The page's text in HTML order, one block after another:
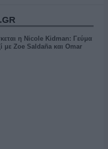
η Nicole Kidman: Γεύμα
με Zoe Saldaña και Omar